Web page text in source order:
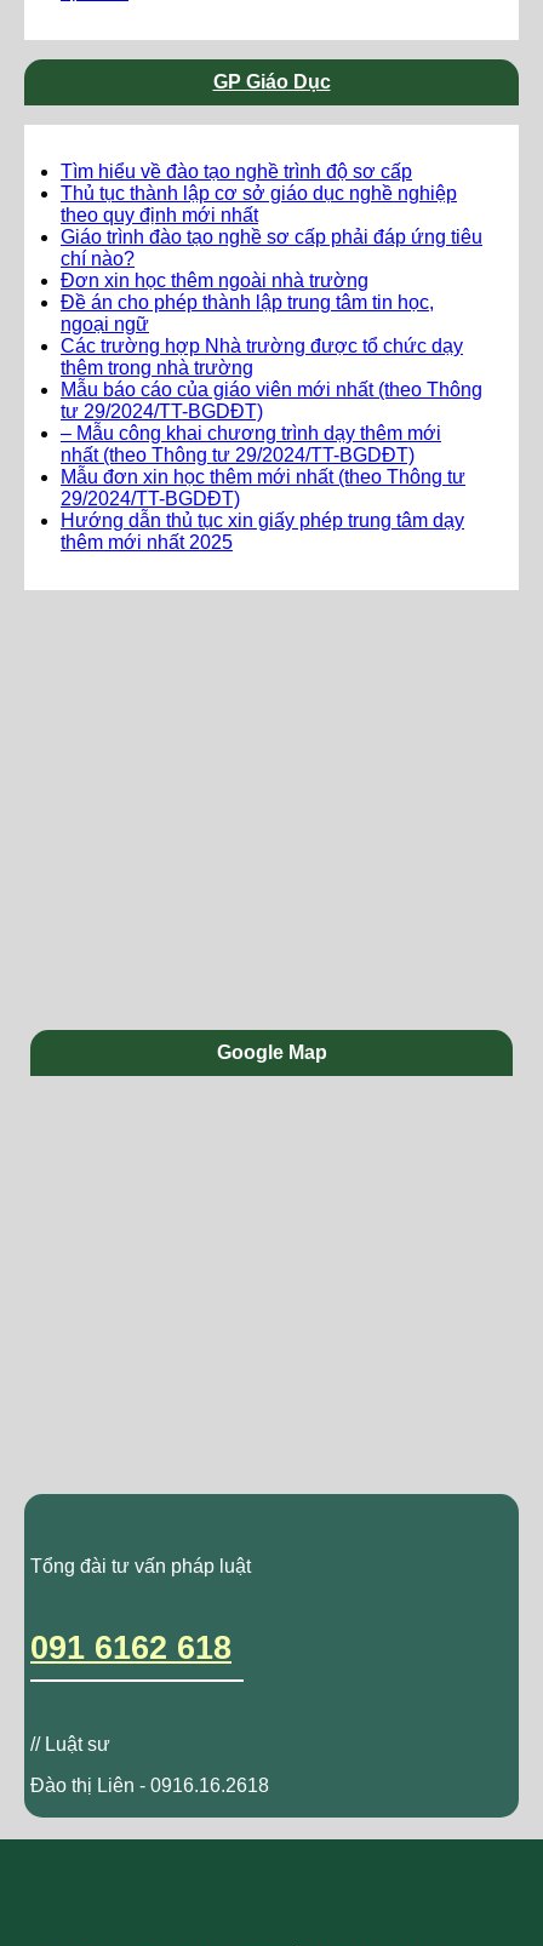
GP Giáo Dục
Tìm hiểu về đào tạo nghề trình độ sơ cấp
Thủ tục thành lập cơ sở giáo dục nghề nghiệp
theo quy định mới nhất
Giáo trình đào tạo nghề sơ cấp phải đáp ứng tiêu
chí nào?
Đơn xin học thêm ngoài nhà trường
Đề án cho phép thành lập trung tâm tin học,
ngoại ngữ
Các trường hợp Nhà trường được tổ chức dạy
thêm trong nhà trường
Mẫu báo cáo của giáo viên mới nhất (theo Thông
tư 29/2024/TT-BGDĐT)
– Mẫu công khai chương trình dạy thêm mới
nhất (theo Thông tư 29/2024/TT-BGDĐT)
Mẫu đơn xin học thêm mới nhất (theo Thông tư
29/2024/TT-BGDĐT)
Hướng dẫn thủ tục xin giấy phép trung tâm dạy
thêm mới nhất 2025
Google Map
Tổng đài tư vấn pháp luật
091 6162 618
// Luật sư
Đào thị Liên - 0916.16.2618